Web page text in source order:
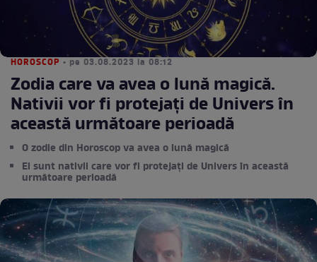
HOROSCOP • pe 03.08.2023 la 08:12
Zodia care va avea o lună magică.
Nativii vor fi protejați de Univers în
această următoare perioadă
O zodie din Horoscop va avea o lună magică
Ei sunt nativii care vor fi protejați de Univers în această
următoare perioadă